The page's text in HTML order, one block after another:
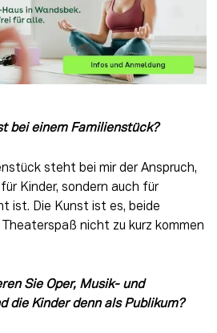
bei einem Familienstück?
steht bei mir der Anspruch,
Kinder, sondern auch für
ist. Die Kunst ist es, beide
nicht zu kurz kommen
Sie Oper, Musik- und
die Kinder denn als Publikum?